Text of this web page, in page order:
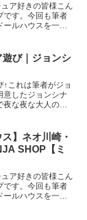
ア好きの皆様こん
です。今回も筆者
ルハウスを一緒
、まったく新しい
び｜ジョンシ
これは筆者がジョ
意したジョンシナ
夜な夜な大人のフ
健全な戦いごっこ
...
】ネオ川崎・
SHOP【ミ
ア好きの皆様こん
です。今回も筆者
ールハウスを一緒